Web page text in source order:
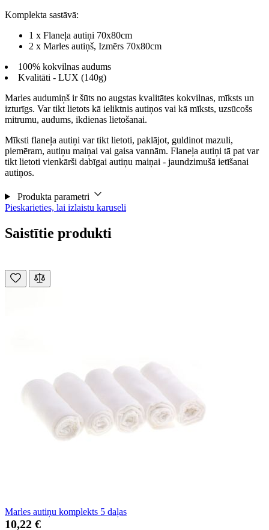
Komplekta sastāvā:
1 x Flaneļa autiņi 70x80cm
2 x Marles autiņš, Izmērs 70x80cm
100% kokvilnas audums
Kvalitāti - LUX (140g)
Marles audumiņš ir šūts no augstas kvalitātes kokvilnas, mīksts un
izturīgs. Var tikt lietots kā ieliktnis autiņos vai kā mīksts, uzsūcošs
mitrumu, audums, ikdienas lietošanai.
Mīksti flaneļa autiņi var tikt lietoti, paklājot, guldinot mazuli,
piemēram, autiņu maiņai vai gaisa vannām. Flaneļa autiņi tā pat var
tikt lietoti vienkārši dabīgai autiņu maiņai - jaundzimušā ietīšanai
autiņos.
Produkta parametri
Pieskarieties, lai izlaistu karuseli
Saistītie produkti
Marles autiņu komplekts 5 daļas
10,22 €